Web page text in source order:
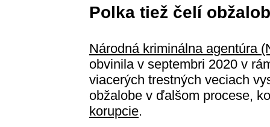
Polka tiež čelí
Národná kriminálna agentúra
obvinila v septembri 2020 v
viacerých trestných veciach
obžalobe v ďalšom procese,
korupcie.